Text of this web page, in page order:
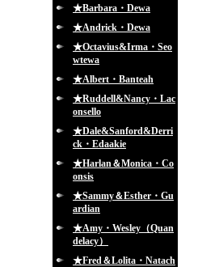
★Barbara・Dewa
★Andrick・Dewa
★Octavius&Irma・Seo
wtewa
★Albert・Banteah
★Ruddell&Nancy・Lac
onsello
★Dale&Sanford&Derri
ck・Edaakie
★Harlan＆Monica・Co
onsis
★Sammy＆Esther・Gu
ardian
★Amy・Wesley（Quan
delacy）
★Fred＆Lolita・Natach